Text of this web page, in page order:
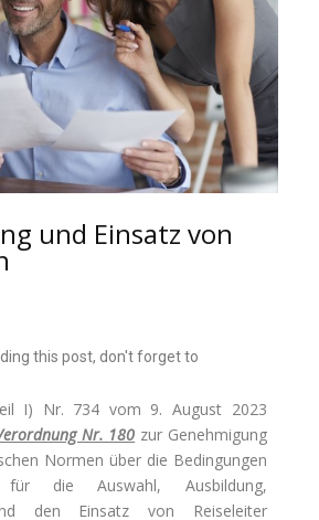
und Einsatz von
this post, don't forget to
I) Nr. 734 vom 9. August 2023
Nr. 180 zur Genehmigung
Normen über die Bedingungen
die Auswahl, Ausbildung,
den Einsatz von Reiseleiter